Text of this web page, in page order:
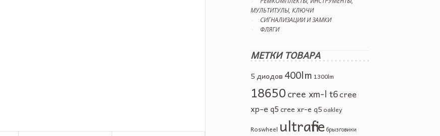
МУЛЬТИТУЛЫ, КЛЮЧИ
СИГНАЛИЗАЦИИ И ЗАМКИ
ФЛЯГИ
МЕТКИ ТОВАРА
5 диодов 400lm 1300lm
18650cree xm-l t6cree
xp-e q5cree xr-e q5 oakley
Roswheel ultrafire брызговики